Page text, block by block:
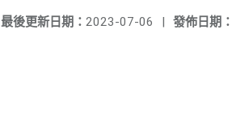
發佈日期：
最後更新日期： 2023-07-06 |